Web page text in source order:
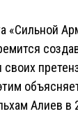
«Сильной
Алиев в